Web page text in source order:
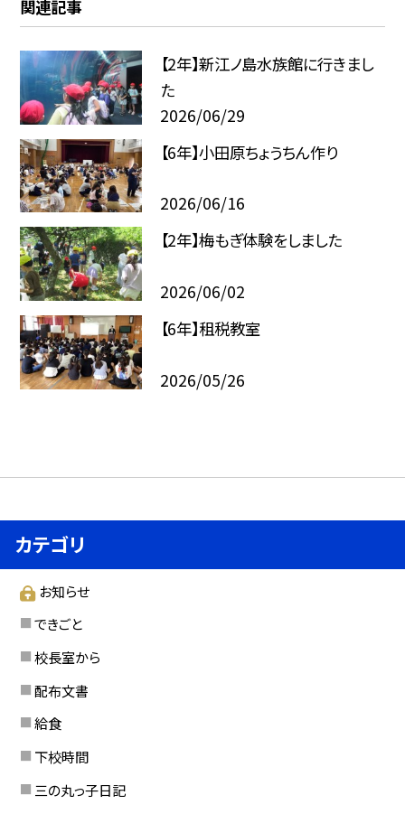
関連記事
【2年】新江ノ島水族館に行きまし
た
2026/06/29
【6年】小田原ちょうちん作り
2026/06/16
【2年】梅もぎ体験をしました
2026/06/02
【6年】租税教室
2026/05/26
カテゴリ
お知らせ
できごと
校長室から
配布文書
給食
下校時間
三の丸っ子日記